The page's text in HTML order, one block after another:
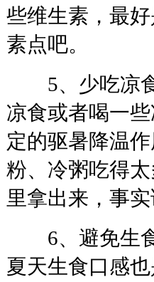
些维生素，最
素点吧。
5、少吃凉食
凉食或者喝一
定的驱暑降温
粉、冷粥吃得
里拿出来，事
6、避免生食
夏天生食口感